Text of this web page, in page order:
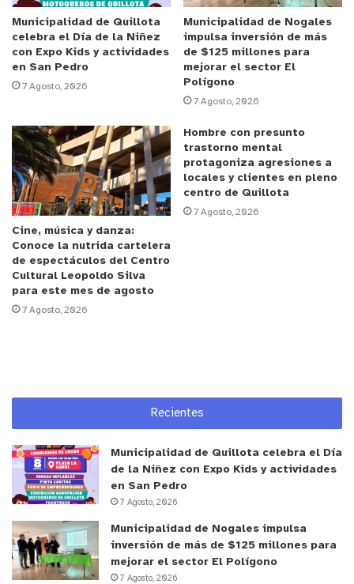
ciudadanos extranjeros con ingreso irregular al
país, para el cuidado y conservación de la
plantación, de acuerdo a lo informado por la Jefa
de la Brianco Valparaíso, subprefecta Alejandra
En el operativo, realizado en Alicahue e inmuebles
ubicados en Viña del Mar y Cabildo, se incautaron
aproximadamente 1.200 plantas, 500 gramos de
clorhidrato de cocaína, un revólver, munición y
cannabis procesada, deteniendo a ambos líderes y
tres sujetos de nacionalidad venezolana, quienes
fueron puestos a disposición del Juzgado de
Garantía de la ciudad jardín.
de
00:00 00:05
y tú, ¿qué opinas?
Municipalidad de Quillota
celebra el Día de la Niñez
con Expo Kids y actividades
en San Pedro
7 Agosto, 2026
Municipalidad de Nogales
impulsa inversión de más
de $125 millones para
mejorar el sector El
Polígono
7 Agosto, 2026
Cine, música y danza:
Conoce la nutrida cartelera
de espectáculos del Centro
Cultural Leopoldo Silva
para este mes de agosto
7 Agosto, 2026
Hombre con presunto
trastorno mental
protagoniza agresiones a
locales y clientes en pleno
centro de Quillota
7 Agosto, 2026
Recientes
Municipalidad de Quillota celebra el Día
de la Niñez con Expo Kids y actividades
en San Pedro
7 Agosto, 2026
Municipalidad de Nogales impulsa
inversión de más de $125 millones para
mejorar el sector El Polígono
7 Agosto, 2026